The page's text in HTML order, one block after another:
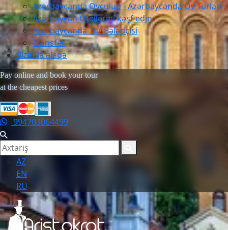
Azərbaycanda Ovçuluq - Azərbaycanda Ov Turları
Azərbaycan Otellərini kəşf edin
Azərbaycanda Tur Bələdçisi
Transfer
Bizimlə əlaqə
Pay online and book your tour
at the cheapest prices
994703064499
AZ
EN
RU